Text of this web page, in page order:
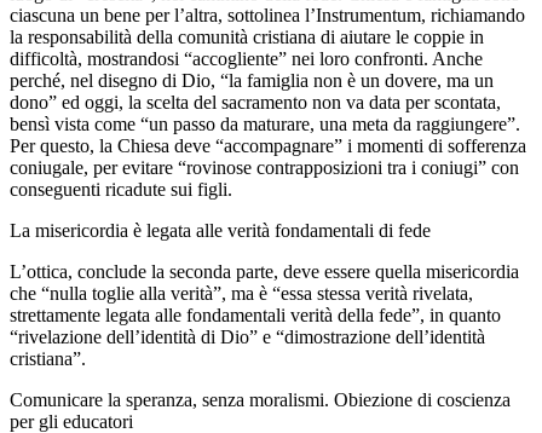
ciascuna un bene per l’altra, sottolinea l’Instrumentum, richiamando
la responsabilità della comunità cristiana di aiutare le coppie in
difficoltà, mostrandosi “accogliente” nei loro confronti. Anche
perché, nel disegno di Dio, “la famiglia non è un dovere, ma un
dono” ed oggi, la scelta del sacramento non va data per scontata,
bensì vista come “un passo da maturare, una meta da raggiungere”.
Per questo, la Chiesa deve “accompagnare” i momenti di sofferenza
coniugale, per evitare “rovinose contrapposizioni tra i coniugi” con
conseguenti ricadute sui figli.
La misericordia è legata alle verità fondamentali di fede
L’ottica, conclude la seconda parte, deve essere quella misericordia
che “nulla toglie alla verità”, ma è “essa stessa verità rivelata,
strettamente legata alle fondamentali verità della fede”, in quanto
“rivelazione dell’identità di Dio” e “dimostrazione dell’identità
cristiana”.
Comunicare la speranza, senza moralismi. Obiezione di coscienza
per gli educatori